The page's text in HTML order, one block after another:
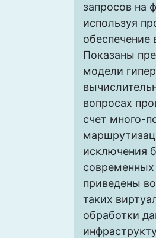
запросов на
используя
обеспечение
Показаны
модели
вопросах
счет много-
исключения
современных
приведены
таких
обработки